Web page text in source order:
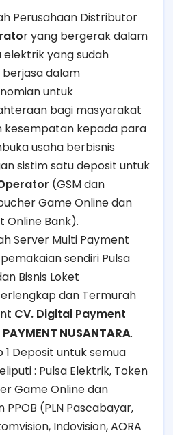
Perusahaan Distributor
r yang bergerak dalam
elektrik yang sudah
dalam
untuk
bagi masyarakat
kesempatan kepada para
usaha berbisnis
sistim satu deposit untuk
(GSM dan
Game Online dan
Online Bank).
Server Multi Payment
sendiri Pulsa
Bisnis Loket
dan Termurah
CV. Digital Payment
NUSANTARA.
1 Deposit untuk semua
: Pulsa Elektrik, Token
Game Online dan
(PLN Pascabayar,
Indovision, AORA